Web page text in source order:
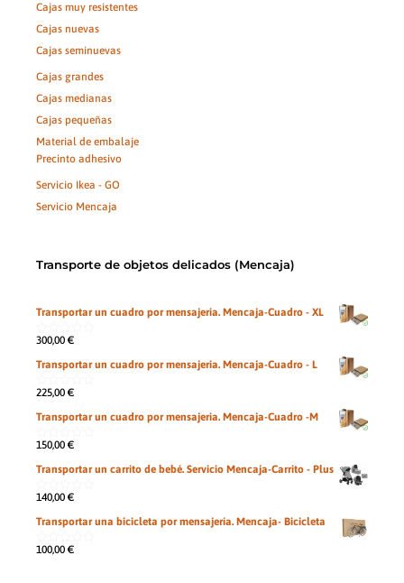
Cajas muy resistentes
Cajas nuevas
Cajas seminuevas
Cajas grandes
Cajas medianas
Cajas pequeñas
Material de embalaje
Precinto adhesivo
Servicio Ikea - GO
Servicio Mencaja
Transporte de objetos delicados (Mencaja)
Transportar un cuadro por mensajeria. Mencaja-Cuadro - XL
0
5
300,00 €
Transportar un cuadro por mensajeria. Mencaja-Cuadro - L
0
5
225,00 €
Transportar un cuadro por mensajeria. Mencaja-Cuadro -M
0
5
150,00 €
Transportar un carrito de bebé. Servicio Mencaja-Carrito - Plus
0
5
140,00 €
Transportar una bicicleta por mensajería. Mencaja- Bicicleta
0
100,00 €